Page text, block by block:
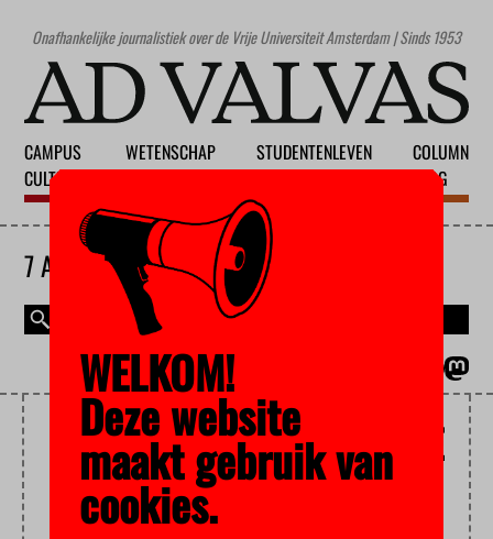
Onafhankelijke journalistiek over de Vrije Universiteit Amsterdam | Sinds 1953
CAMPUS
CULTUUR
WETENSCHAP
STUDENTENLEVEN
COLUMN
BLOG
7 AUGUSTUS 2026
MENSENRECHTENCOLLEGE
WELKOM!
Deze website
maakt gebruik van
cookies.